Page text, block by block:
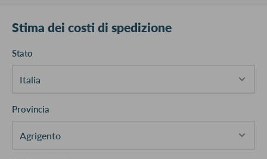
Stima dei costi di spedizione
Stato
Provincia